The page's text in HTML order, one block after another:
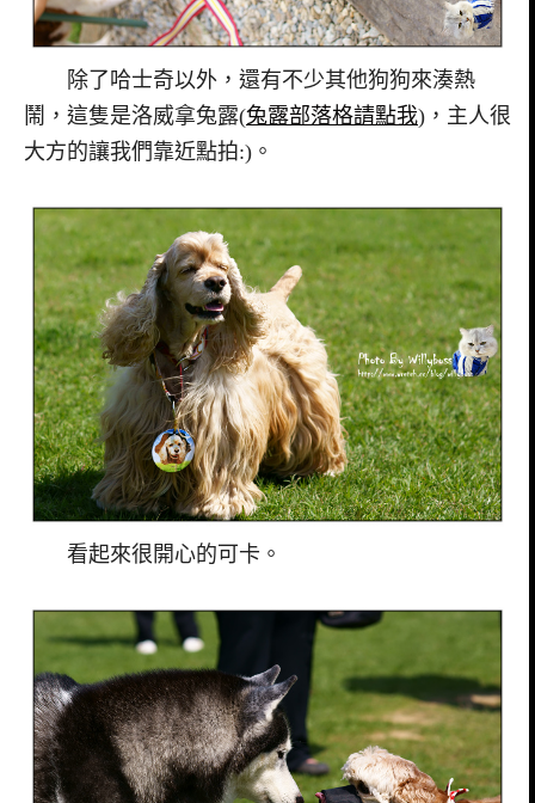
除了哈士奇以外，還有不少其他狗狗來湊熱
鬧，這隻是洛威拿兔露(兔露部落格請點我)，主人很
大方的讓我們靠近點拍:)。
看起來很開心的可卡。